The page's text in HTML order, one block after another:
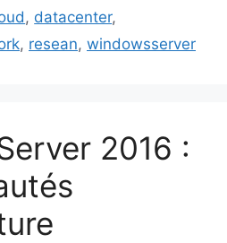
, datacenter,
, resean, windowsserver
2016 :